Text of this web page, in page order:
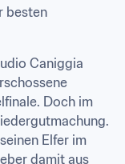
besten
Caniggia
Doch im
Elfer im
damit aus